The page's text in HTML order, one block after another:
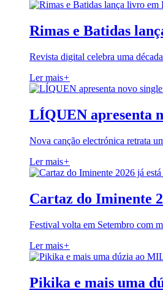
Rimas e Batidas
Revista digital celebra uma
Ler mais+
LÍQUEN apresenta
Nova canção electrónica retrata
Ler mais+
Cartaz do Iminente
Festival volta em Setembro com
Ler mais+
Pikika e mais uma